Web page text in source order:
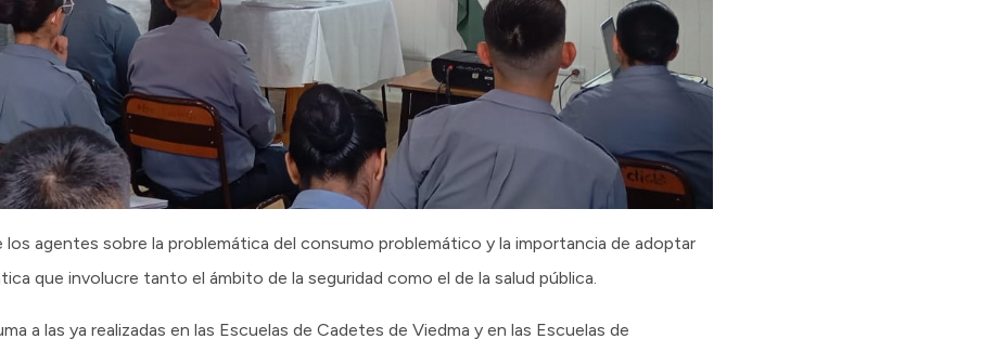
los agentes sobre la problemática del consumo problemático y la importancia de adoptar
que involucre tanto el ámbito de la seguridad como el de la salud pública.
a las ya realizadas en las Escuelas de Cadetes de Viedma y en las Escuelas de